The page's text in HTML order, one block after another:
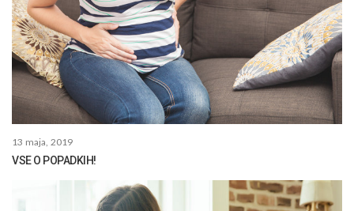
13 maja, 2019
VSE O POPADKIH!